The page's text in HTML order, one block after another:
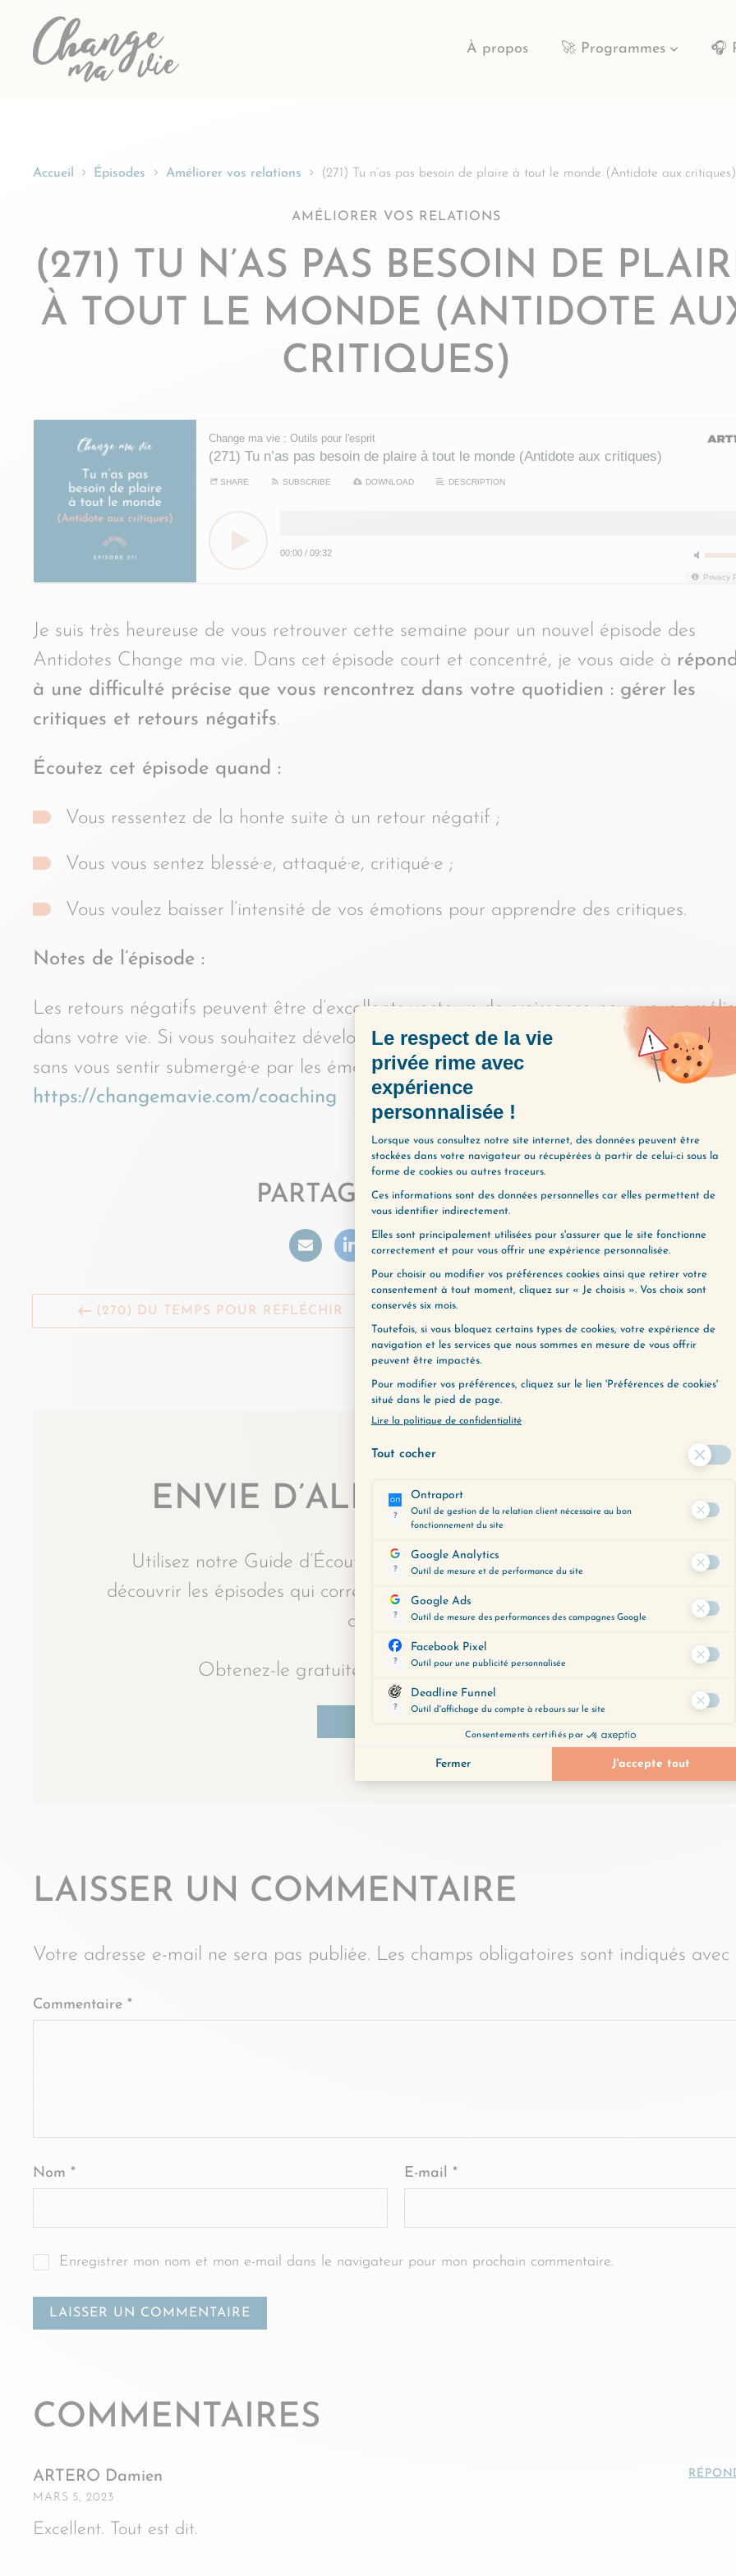
Passer
À propos 🚀 Programmes 🎧
Accueil Épisodes Améliorer vos relations (271) Tu n’as pas besoin de plaire à tout le monde (Antidote aux critiques)
AMÉLIORER VOS RELATIONS
(271) TU N’AS PAS BESOIN DE
À TOUT LE MONDE (ANTIDOTE
CRITIQUES)
Change ma vie : Outils pour l'esprit
(271) Tu n’as pas besoin de plaire à tout le monde (Antidote aux critiques)
SHARE SUBSCRIBE DOWNLOAD DESCRIPTION
00:00 / 09:32
Privacy
Je suis très heureuse de vous retrouver cette semaine pour un nouvel épisode des
Antidotes Change ma vie. Dans cet épisode court et concentré, je vous aide à
à une difficulté précise que vous rencontrez dans votre quotidien : gérer les
critiques et retours négatifs.
Écoutez cet épisode quand :
Vous ressentez de la honte suite à un retour négatif ;
Vous vous sentez blessé·e, attaqué·e, critiqué·e ;
Vous voulez baisser l’intensité de vos émotions pour apprendre des critiques.
Notes de l’épisode :
Les retours négatifs peuvent être d’excellents vecteurs de croissance pour vous
dans votre vie. Si vous souhaitez développer votre capacité à apprendre des critiques
sans vous sentir submergé·e par les émotions associées, nous pouvons vous y aider :
https://changemavie.com/coaching
PARTAGER L'ÉPISODE
(270) DU TEMPS POUR RÉFLÉCHIR (272) LE JUGEMENT : QUESTIONS-
ENVIE D’ALLER PLUS LOIN ?
Utilisez notre Guide d’Écoute, un outil précieux pour vous aider à
découvrir les épisodes qui correspondent le mieux à vos préoccupations
du moment.
Obtenez-le gratuitement en cliquant ci-dessous :
LAISSER UN COMMENTAIRE
Votre adresse e-mail ne sera pas publiée. Les champs obligatoires sont indiqués avec
Commentaire *
Nom * E-mail *
Enregistrer mon nom et mon e-mail dans le navigateur pour mon prochain commentaire.
COMMENTAIRES
ARTERO Damien
MARS 5, 2023
Excellent. Tout est dit.